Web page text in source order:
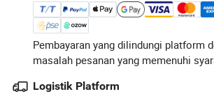
Pembayaran yang dilindungi platform
masalah pesanan yang memenuhi
Logistik Platform